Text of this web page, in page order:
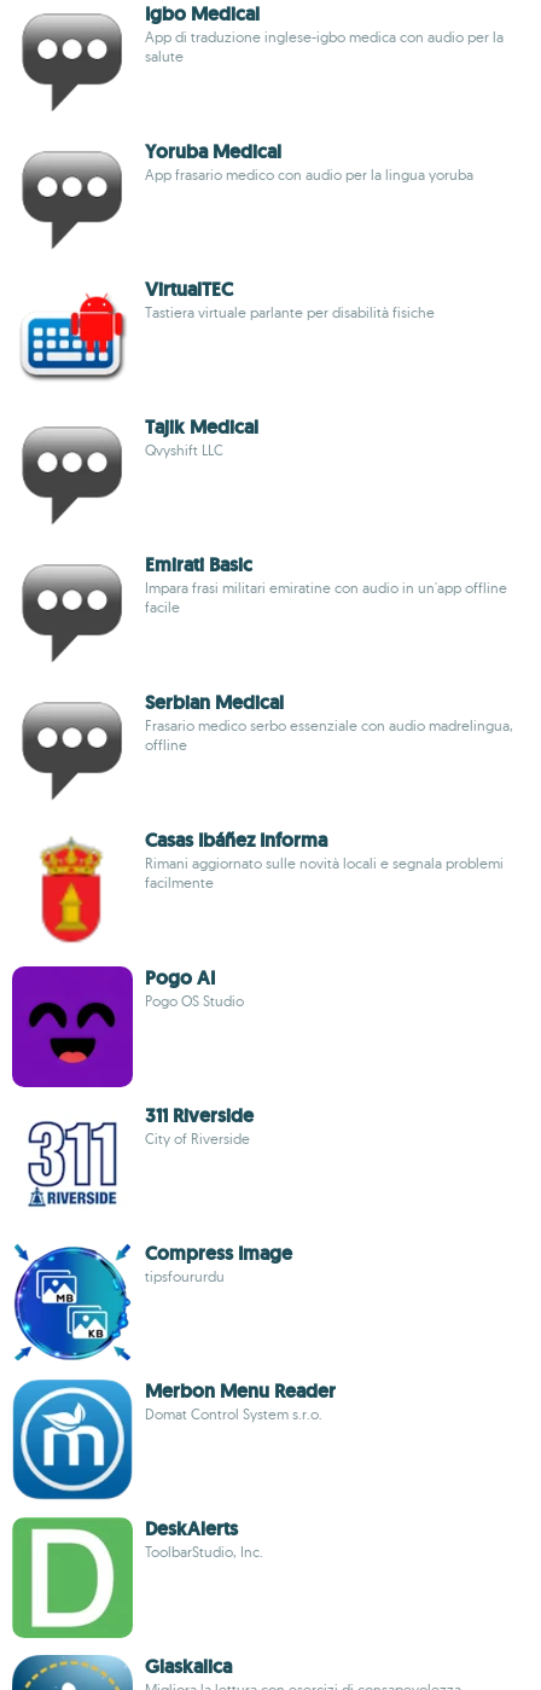
Igbo Medical
App di traduzione inglese-igbo medica con audio per la
salute
Yoruba Medical
App frasario medico con audio per la lingua yoruba
VirtualTEC
Tastiera virtuale parlante per disabilità fisiche
Tajik Medical
Qvyshift LLC
Emirati Basic
Impara frasi militari emiratine con audio in un'app offline
facile
Serbian Medical
Frasario medico serbo essenziale con audio madrelingua,
offline
Casas Ibáñez Informa
Rimani aggiornato sulle novità locali e segnala problemi
facilmente
Pogo AI
Pogo OS Studio
311 Riverside
City of Riverside
Compress Image
tipsfoururdu
Merbon Menu Reader
Domat Control System s.r.o.
DeskAlerts
ToolbarStudio, Inc.
Glaskalica